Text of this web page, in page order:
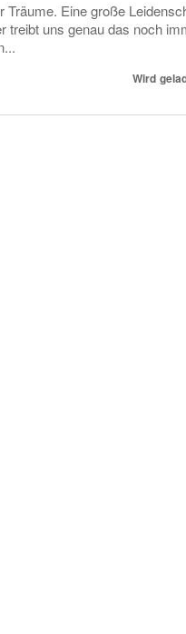
Eine große
treibt uns genau das noch
Wird